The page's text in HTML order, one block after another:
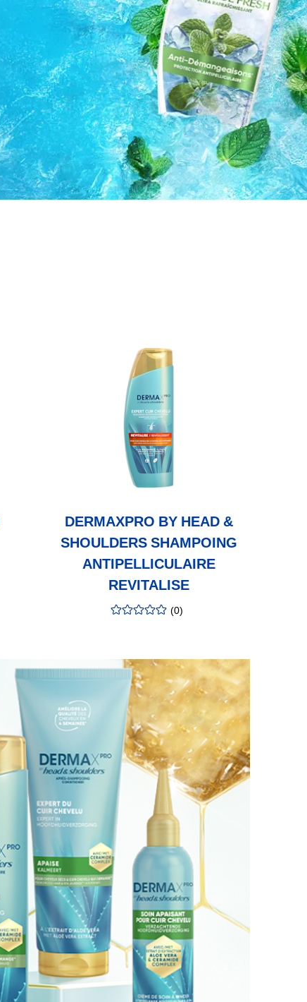
DERMAXPRO BY HEAD &
SHOULDERS SHAMPOING
ANTIPELLICULAIRE
REVITALISE
évaluation: (0)